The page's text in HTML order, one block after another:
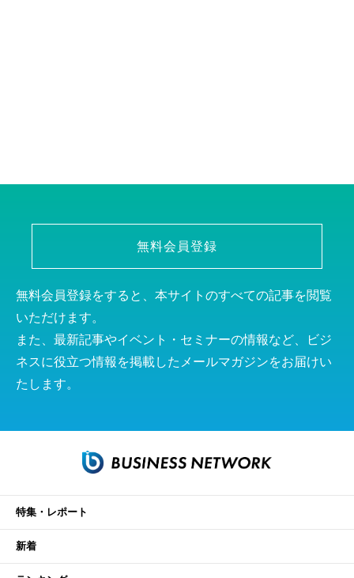
無料会員登録
無料会員登録をすると、本サイトのすべての記事を閲覧
いただけます。
また、最新記事やイベント・セミナーの情報など、ビジ
ネスに役立つ情報を掲載したメールマガジンをお届けい
たします。
特集・レポート
新着